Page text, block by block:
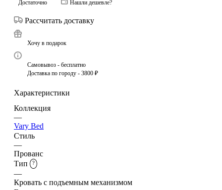
Достаточно Нашли дешевле?
Рассчитать доставку
Хочу в подарок
Самовывоз - бесплатно
Доставка по городу - 3800 ₽
Характеристики
Коллекция
—
Vary Bed
Стиль
—
Прованс
Тип
?
—
Кровать с подъемным механизмом